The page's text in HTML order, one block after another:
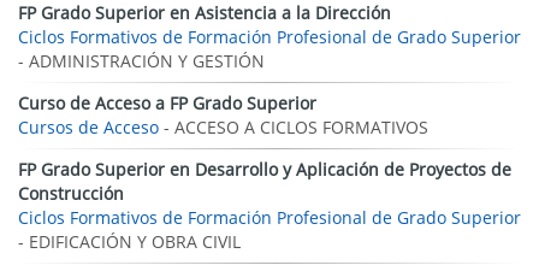
FP Grado Superior en Asistencia a la Dirección
Ciclos Formativos de Formación Profesional de Grado Superior
- ADMINISTRACIÓN Y GESTIÓN
Curso de Acceso a FP Grado Superior
Cursos de Acceso - ACCESO A CICLOS FORMATIVOS
FP Grado Superior en Desarrollo y Aplicación de Proyectos de
Construcción
Ciclos Formativos de Formación Profesional de Grado Superior
- EDIFICACIÓN Y OBRA CIVIL